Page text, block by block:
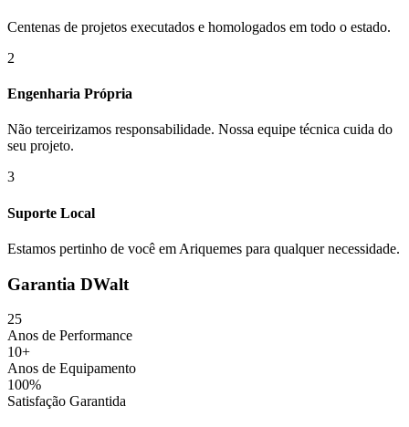
Centenas de projetos executados e homologados em todo o estado.
2
Engenharia Própria
Não terceirizamos responsabilidade. Nossa equipe técnica cuida do
seu projeto.
3
Suporte Local
Estamos pertinho de você em Ariquemes para qualquer necessidade.
Garantia DWalt
25
Anos de Performance
10+
Anos de Equipamento
100%
Satisfação Garantida